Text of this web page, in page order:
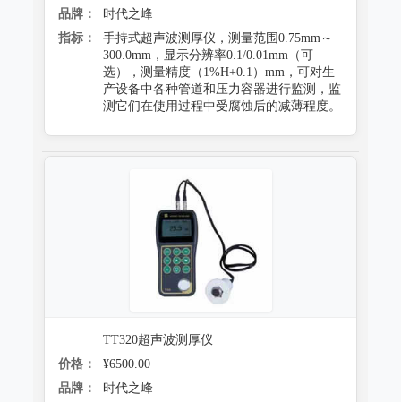
品牌：
时代之峰
指标：
手持式超声波测厚仪，测量范围0.75mm～
300.0mm，显示分辨率0.1/0.01mm（可
选），测量精度（1%H+0.1）mm，可对生
产设备中各种管道和压力容器进行监测，监
测它们在使用过程中受腐蚀后的减薄程度。
TT320超声波测厚仪
价格：
¥6500.00
品牌：
时代之峰